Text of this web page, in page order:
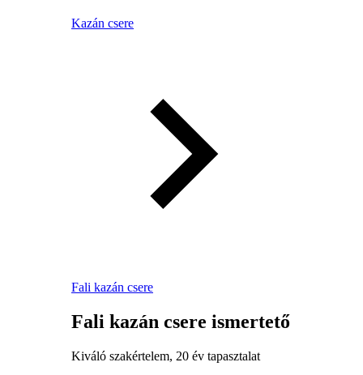
Kazán csere
Fali kazán csere
Fali kazán csere ismertető
Kiváló szakértelem, 20 év tapasztalat